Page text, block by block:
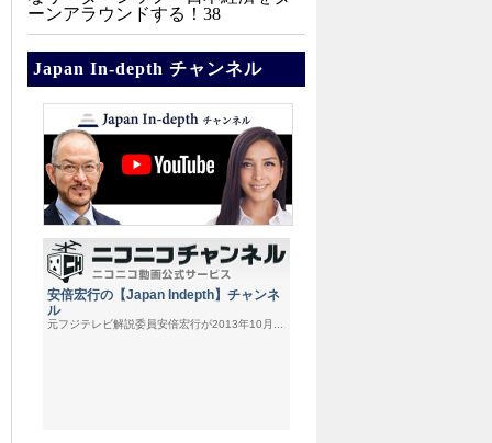
ーンアラウンドする！38
Japan In-depth チャンネル